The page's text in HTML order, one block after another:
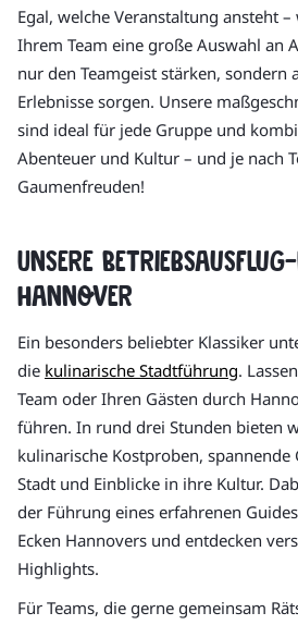
Egal, welche Veranstaltung ansteht
Ihrem Team eine große Auswahl an
nur den Teamgeist stärken, sondern
Erlebnisse sorgen. Unsere
sind ideal für jede Gruppe und
Abenteuer und Kultur – und je nach
Gaumenfreuden!
Unsere
Hannover
Ein besonders beliebter Klassiker
die kulinarische Stadtführung.
Team oder Ihren Gästen durch
führen. In rund drei Stunden bieten
kulinarische Kostproben, spannende
Stadt und Einblicke in ihre Kultur.
der Führung eines erfahrenen
Ecken Hannovers und entdecken
Highlights.
Für Teams, die gerne gemeinsam